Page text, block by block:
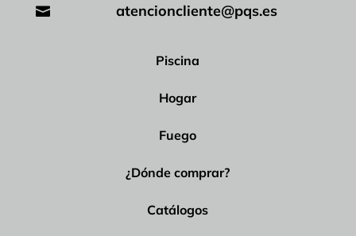
 atencioncliente@pqs.es
Piscina
Hogar
Fuego
¿Dónde comprar?
Catálogos